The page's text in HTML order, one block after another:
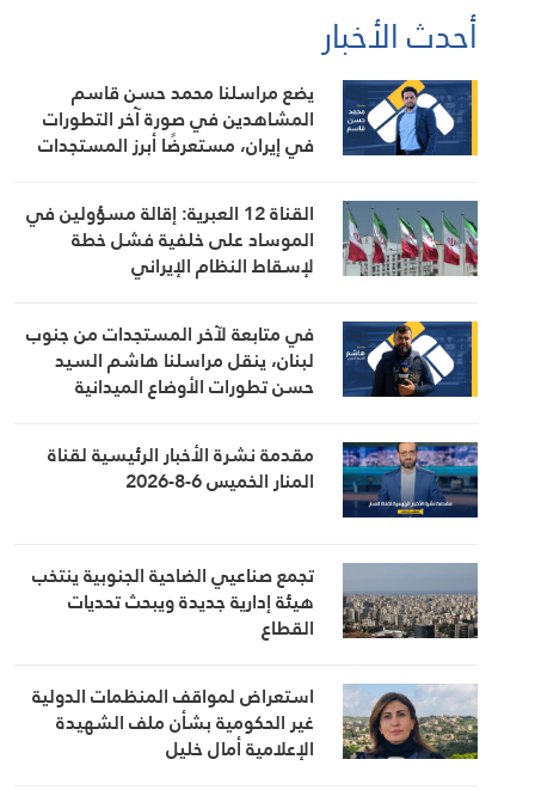
أحدث الأخبار
يضع مراسلنا محمد حسن قاسم
المشاهدين في صورة آخر التطورات
في إيران، مستعرضًا أبرز المستجدات
على الساحتين السياسية والميدانية،
إلى جانب المواقف الرسمية وأبرز
التطورات ذات الصلة بالشأنين الداخلي
والإقليمي
القناة 12 العبرية: إقالة مسؤولين في
الموساد على خلفية فشل خطة
لإسقاط النظام الإيراني
في متابعة لآخر المستجدات من جنوب
لبنان، ينقل مراسلنا هاشم السيد
حسن تطورات الأوضاع الميدانية
مقدمة نشرة الأخبار الرئيسية لقناة
المنار الخميس 6-8-2026
تجمع صناعيي الضاحية الجنوبية ينتخب
هيئة إدارية جديدة ويبحث تحديات
القطاع
استعراض لمواقف المنظمات الدولية
غير الحكومية بشأن ملف الشهيدة
الإعلامية أمال خليل